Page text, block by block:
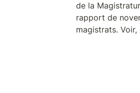
de la
rapport de
magistrats.